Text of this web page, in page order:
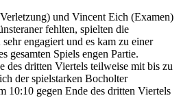
und Vincent Eich (Examen)
fehlten, spielten die
engagiert und es kam zu einer
gesamten Spiels engen Partie.
des dritten Viertels teilweise mit bis zu
der spielstarken Bocholter
10:10 gegen Ende des dritten Viertels